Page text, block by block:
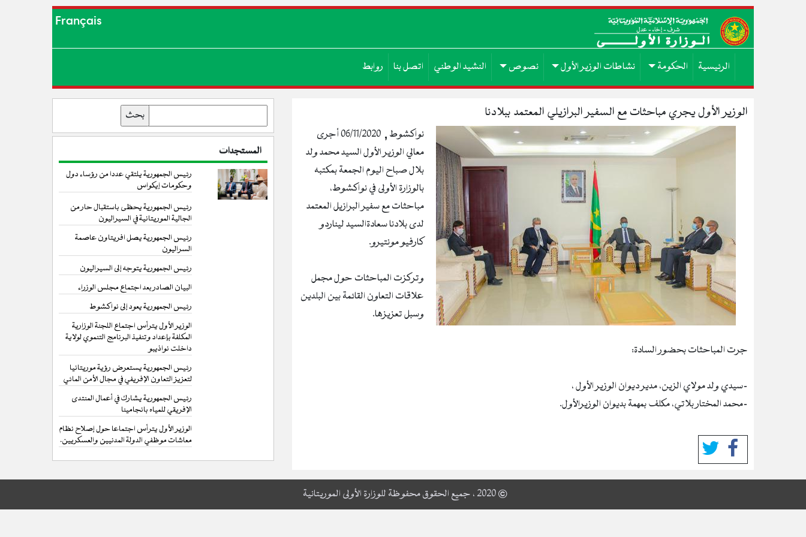
Français
الرئيسية الحكومة نشاطات الوزير الأول نصوص النشيد الوطني اتصل بنا روابط
الوزير الأول يجري مباحثات مع السفير البرازيلي المعتمد ببلادنا
نواكشوط , 06/11/2020 أجرى
معالي الوزير الأول السيد محمد ولد
بلال صباح اليوم الجمعة بمكتبه
بالوزارة الأولى في نواكشوط،
مباحثات مع سفير البرازيل المعتمد
لدى بلادنا سعادةالسيد ليناردو
كارفيو مونتيرو.
وتركزت المباحثات حول مجمل
علاقات التعاون القائمة بين البلدين
وسبل تعزيزها.
جرت المباحثات بحضور السادة:
-سيدي ولد مولاي الزين، مدير ديوان الوزير الأول ،
-محمد المختار بلاتي، مكلف بمهمة بديوان الوزيرالأول.
المستجدات
رئيس الجمهورية يلتقي عددا من رؤساء دول
وحكومات إيكواس
رئيس الجمهورية يحظى باستقبال حار من
الجالية الموريتانية في السيراليون
رئيس الجمهورية يصل افريتاون عاصمة
السراليون
رئيس الجمهورية يتوجه إلى السيراليون
البيان الصادر بعد اجتماع مجلس الوزراء
رئيس الجمهورية يعود إلى نواكشوط
الوزير الأول يترأس اجتماع اللجنة الوزارية
المكلفة بإعداد وتنفيذ البرنامج التنموي لولاية
داخلت نواذيبو
رئيس الجمهورية يستعرض رؤية موريتانيا
لتعزيز التعاون الإفريفي في مجال الأمن المائي
رئيس الجمهورية يشارك في أعمال المنتدى
الإفريقي للمياه بانجامينا
الوزير الأول يترأس اجتماعا حول إصلاح نظام
معاشات موظفي الدولة المدنيين والعسكريين.
© 2020 ، جميع الحقوق محفوظة للوزارة الأولى الموريتانية